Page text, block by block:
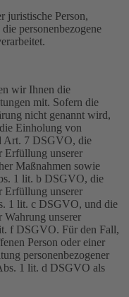
juristische Person,
personenbezogene
wir Ihnen die
mit. Sofern die
nicht genannt wird,
Einholung von
Art. 7 DSGVO, die
Erfüllung unserer
Maßnahmen sowie
1 lit. b DSGVO, die
Erfüllung unserer
1 lit. c DSGVO, und die
Wahrung unserer
f DSGVO. Für den Fall,
Person oder einer
personenbezogener
1 lit. d DSGVO als